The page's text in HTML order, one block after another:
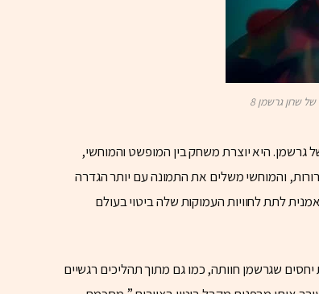
שרון גרשמן 8
גרשמן. היא יוצרת משחק בין המופשט והמוחשי,
והמוחשי משלים את התמונה עם יותר הגדרה
לתת לחוויות העמוקות שלה ביטוי בעולם
יחסים שגרשמן חוותה, כמו גם מתוך תהליכים רגשיים